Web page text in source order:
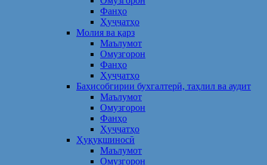
Фанҳо
Ҳуҷҷатҳо
Молия ва қарз
Маълумот
Омузгорон
Фанҳо
Ҳуҷҷатҳо
Баҳисобгирии бухгалтерӣ, таҳлил ва аудит
Маълумот
Омузгорон
Фанҳо
Ҳуҷҷатҳо
Ҳуқуқшиносӣ
Маълумот
Омузгорон